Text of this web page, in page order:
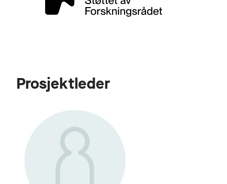
Prosjektleder